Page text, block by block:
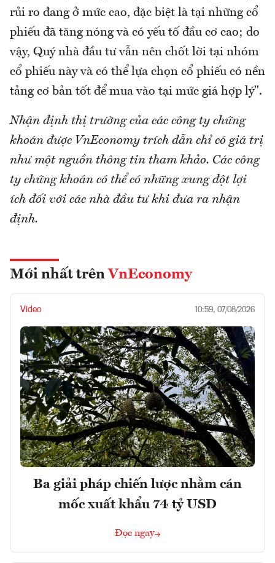
rủi ro đang ở mức cao, đặc biệt là tại những cổ
phiếu đã tăng nóng và có yếu tố đầu cơ cao; do
vậy, Quý nhà đầu tư vẫn nên chốt lời tại nhóm
cổ phiếu này và có thể lựa chọn cổ phiếu có nền
tảng cơ bản tốt để mua vào tại mức giá hợp lý".
Nhận định thị trường của các công ty chứng
khoán được VnEconomy trích dẫn chỉ có giá trị
như một nguồn thông tin tham khảo. Các công
ty chứng khoán có thể có những xung đột lợi
ích đối với các nhà đầu tư khi đưa ra nhận
định.
Mới nhất trên VnEconomy
Video 10:59, 07/08/2026
Ba giải pháp chiến lược nhằm cán
mốc xuất khẩu 74 tỷ USD
Đọc ngay